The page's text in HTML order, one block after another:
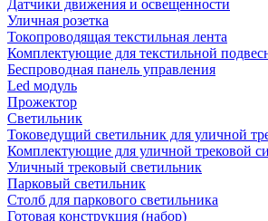
Датчики движения и освещенности
Уличная розетка
Токопроводящая текстильная лента
Комплектующие для текстильной
Беспроводная панель управления
Led модуль
Прожектор
Светильник
Токоведущий светильник для уличной
Комплектующие для уличной трековой
Уличный трековый светильник
Парковый светильник
Столб для паркового светильника
Готовая конструкция (набор)